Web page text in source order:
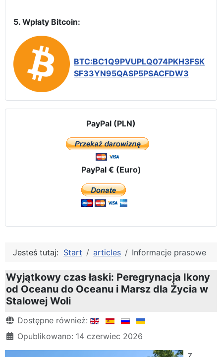
5. Wpłaty Bitcoin:
BTC:BC1Q9PVUPLQ074PKH3FSK
SF33YN95QASP5PSACFDW3
PayPal (PLN)
PayPal € (Euro)
Jesteś tutaj: Start articles Informacje prasowe
Wyjątkowy czas łaski: Peregrynacja Ikony
od Oceanu do Oceanu i Marsz dla Życia w
Stalowej Woli
Szczegóły
Dostępne również:
Opublikowano: 14 czerwiec 2026